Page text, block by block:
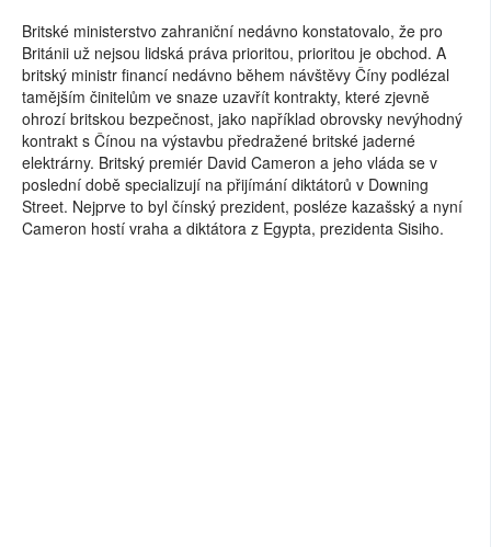
Britské ministerstvo zahraniční nedávno konstatovalo, že pro
Británii už nejsou lidská práva prioritou, prioritou je obchod. A
britský ministr financí nedávno během návštěvy Číny podlézal
tamějším činitelům ve snaze uzavřít kontrakty, které zjevně
ohrozí britskou bezpečnost, jako například obrovsky nevýhodný
kontrakt s Čínou na výstavbu předražené britské jaderné
elektrárny. Britský premiér David Cameron a jeho vláda se v
poslední době specializují na přijímání diktátorů v Downing
Street. Nejprve to byl čínský prezident, posléze kazašský a nyní
Cameron hostí vraha a diktátora z Egypta, prezidenta Sisiho.